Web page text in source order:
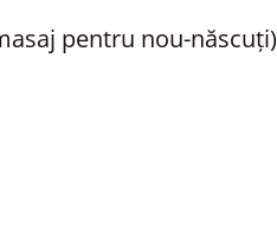
pentru nou-născuți)